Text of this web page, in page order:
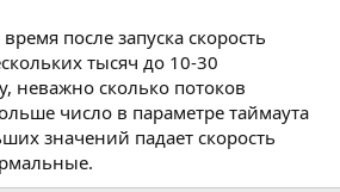
после запуска скорость
тысяч до 10-30
неважно сколько потоков
число в параметре таймаута
значений падает скорость